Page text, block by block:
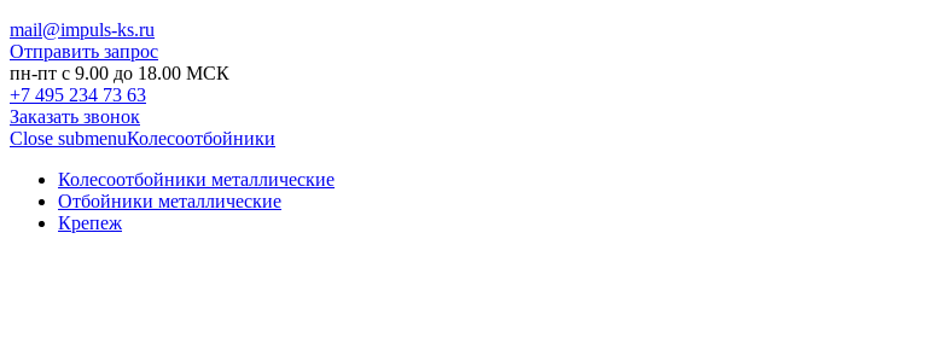
mail@impuls-ks.ru
Отправить запрос
пн-пт с 9.00 до 18.00 МСК
+7 495 234 73 63
Заказать звонок
Close submenuКолесоотбойники
Колесоотбойники металлические
Отбойники металлические
Крепеж